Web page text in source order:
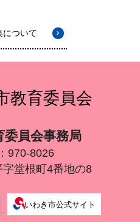
について
教育委員会
員会事務局
970-8026
堂根町4番地の8
いわき市公式サイト